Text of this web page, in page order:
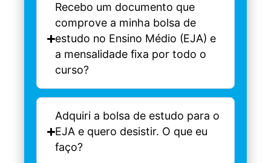
Recebo um documento que
comprove a minha bolsa de
estudo no Ensino Médio (EJA) e
a mensalidade fixa por todo o
curso?
Adquiri a bolsa de estudo para o
EJA e quero desistir. O que eu
faço?